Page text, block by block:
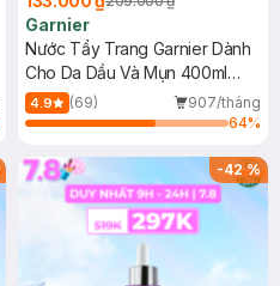
Garnier
Nước Tẩy Trang Garnier Dành
Cho Da Dầu Và Mụn 400ml
(Mới)
4.9 (69)
907/tháng
64%
-42%